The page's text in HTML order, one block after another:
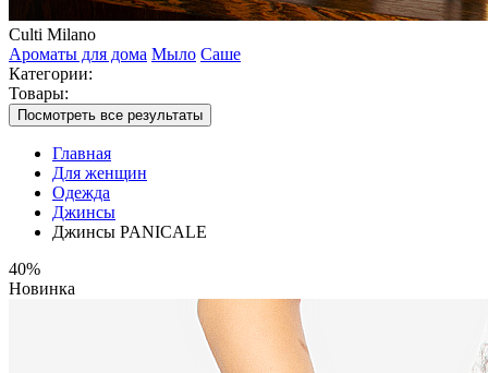
Culti Milano
Ароматы для дома Мыло Саше
Категории:
Товары:
Посмотреть все результаты
Главная
Для женщин
Одежда
Джинсы
Джинсы PANICALE
40%
Новинка